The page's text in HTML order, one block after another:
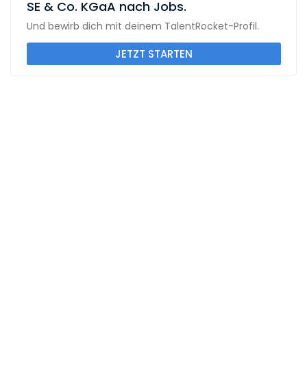
SE & Co. KGaA nach Jobs.
Und bewirb dich mit deinem TalentRocket-Profil.
JETZT STARTEN